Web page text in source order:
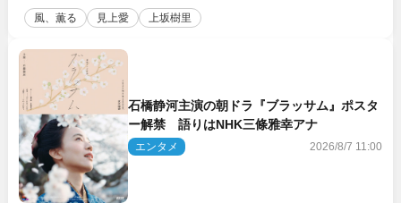
風、薫る 見上愛 上坂樹里
石橋静河主演の朝ドラ『ブラッサム』ポスタ
ー解禁 語りはNHK三條雅幸アナ
エンタメ 2026/8/7 11:00